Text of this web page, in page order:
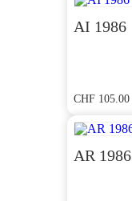
AI 1986
CHF 105.00
AR 1986